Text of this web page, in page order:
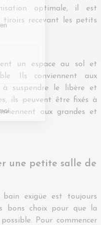
optimale, il est
tiroirs recevant les petits
un espace au sol et
Ils conviennent aux
à suspendre le libère et
ils peuvent être fixés à
aux grandes et
une petite salle de
bain exigüe est toujours
bons choix pour que la
Pour commencer